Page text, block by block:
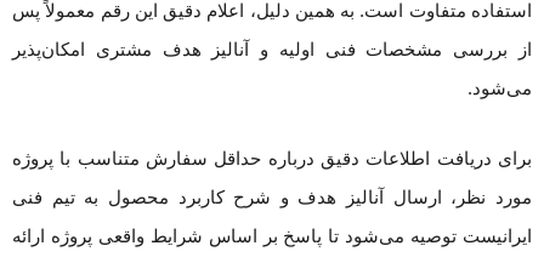
استفاده متفاوت است. به همین دلیل، اعلام دقیق این رقم معمولاً پس
از بررسی مشخصات فنی اولیه و آنالیز هدف مشتری امکان‌پذیر
می‌شود.
برای دریافت اطلاعات دقیق درباره حداقل سفارش متناسب با پروژه
مورد نظر، ارسال آنالیز هدف و شرح کاربرد محصول به تیم فنی
ایرانیست توصیه می‌شود تا پاسخ بر اساس شرایط واقعی پروژه ارائه